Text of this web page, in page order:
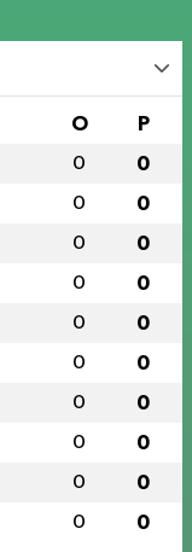
O P
0 0
0 0
0 0
0 0
0 0
0 0
0 0
0 0
0 0
0 0